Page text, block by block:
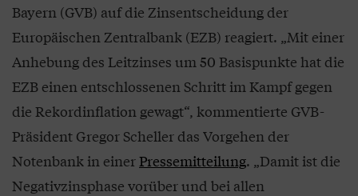
Bayern (GVB) auf die Zinsentscheidung der
Europäischen Zentralbank (EZB) reagiert. „Mit einer
Anhebung des Leitzinses um 50 Basispunkte hat die
EZB einen entschlossenen Schritt im Kampf gegen
die Rekordinflation gewagt“, kommentierte GVB-
Präsident Gregor Scheller das Vorgehen der
Notenbank in einerPressemitteilung. „Damit ist die
Negativzinsphase vorüber und bei allen